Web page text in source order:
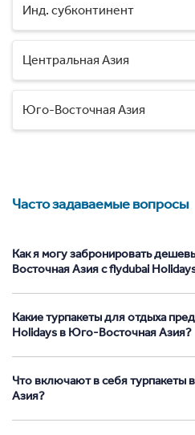
Инд. субконтинент
Центральная Азия
Юго-Восточная Азия
Часто задаваемые вопросы
Как я могу забронировать
Восточная Азия с flydubai
Какие турпакеты для отдыха
Holidays в Юго-Восточная Азия?
Что включают в себя турпакеты
Азия?